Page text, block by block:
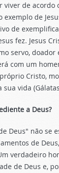
viver de acordo
exemplo de
de
fez. Jesus
servo, doador
com um
Cristo,
sua vida
a Deus?
Deus" não se
de
verdadeiro
de Deus e,